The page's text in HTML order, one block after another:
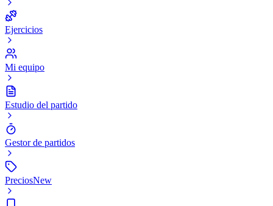
Ejercicios
Mi equipo
Estudio del partido
Gestor de partidos
PreciosNew